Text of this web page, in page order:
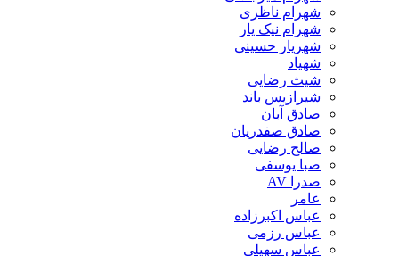
شهرام ناظری
شهرام نیک یار
شهریار حسینی
شهیاد
شیث رضایی
شیرازیس باند
صادق آبان
صادق صفدریان
صالح رضایی
صبا یوسفی
صدرا AV
عامر
عباس اکبرزاده
عباس رزمی
عباس سهیلی